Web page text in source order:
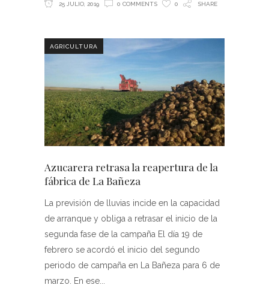
25 JULIO, 2019 0 COMMENTS 0 SHARE
AGRICULTURA
Azucarera retrasa la reapertura de la
fábrica de La Bañeza
La previsión de lluvias incide en la capacidad
de arranque y obliga a retrasar el inicio de la
segunda fase de la campaña El día 19 de
febrero se acordó el inicio del segundo
periodo de campaña en La Bañeza para 6 de
marzo. En ese